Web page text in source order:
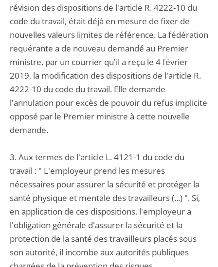
révision des dispositions de l'article R. 4222-10 du
code du travail, était déjà en mesure de fixer de
nouvelles valeurs limites de référence. La fédération
requérante a de nouveau demandé au Premier
ministre, par un courrier qu'il a reçu le 4 février
2019, la modification des dispositions de l'article R.
4222-10 du code du travail. Elle demande
l'annulation pour excès de pouvoir du refus implicite
opposé par le Premier ministre à cette nouvelle
demande.
3. Aux termes de l'article L. 4121-1 du code du
travail : " L'employeur prend les mesures
nécessaires pour assurer la sécurité et protéger la
santé physique et mentale des travailleurs (...) ". Si,
en application de ces dispositions, l'employeur a
l'obligation générale d'assurer la sécurité et la
protection de la santé des travailleurs placés sous
son autorité, il incombe aux autorités publiques